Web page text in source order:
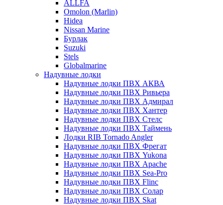
ALLFA
Omolon (Marlin)
Hidea
Nissan Marine
Бурлак
Suzuki
Stels
Globalmarine
Надувные лодки
Надувные лодки ПВХ АКВА
Надувные лодки ПВХ Ривьера
Надувные лодки ПВХ Адмирал
Надувные лодки ПВХ Хантер
Надувные лодки ПВХ Стелс
Надувные лодки ПВХ Таймень
Лодки RIB Tornado Angler
Надувные лодки ПВХ Фрегат
Надувные лодки ПВХ Yukona
Надувные лодки ПВХ Apache
Надувные лодки ПВХ Sea-Pro
Надувные лодки ПВХ Flinc
Надувные лодки ПВХ Солар
Надувные лодки ПВХ Skat